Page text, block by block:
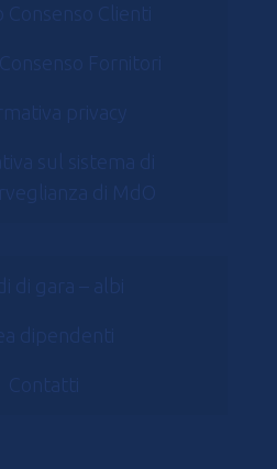
Consenso Clienti
Fornitori
privacy
sul sistema di
di MdO
di gara – albi
dipendenti
Contatti